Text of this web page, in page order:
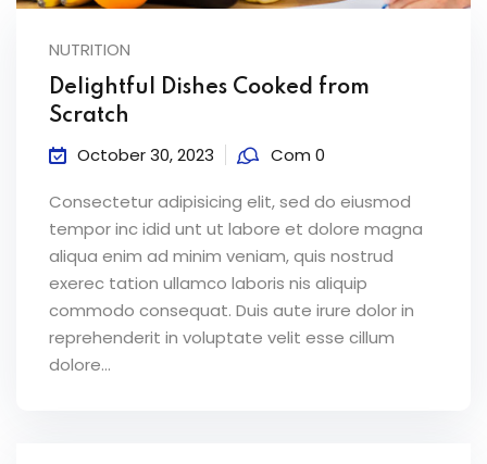
NUTRITION
Delightful Dishes Cooked from
Scratch
October 30, 2023 Com 0
Consectetur adipisicing elit, sed do eiusmod
tempor inc idid unt ut labore et dolore magna
aliqua enim ad minim veniam, quis nostrud
exerec tation ullamco laboris nis aliquip
commodo consequat. Duis aute irure dolor in
reprehenderit in voluptate velit esse cillum
dolore...